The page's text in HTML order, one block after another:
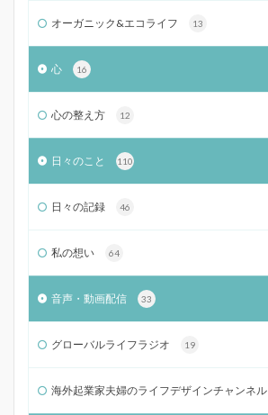
オーガニック&エコライフ 13
心 16
心の整え方 12
日々のこと 110
日々の記録 46
私の想い 64
音声・動画配信 33
グローバルライフラジオ 19
海外起業家夫婦のライフデザインチャンネル